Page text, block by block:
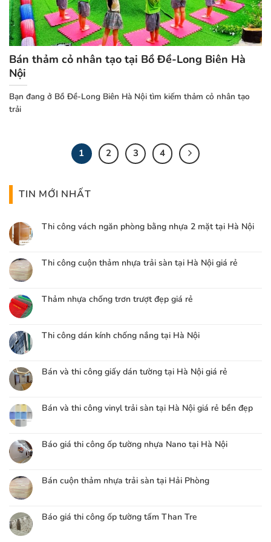
TIN MỚI NHẤT
Thi công vách ngăn phòng bằng nhựa 2 mặt tại Hà Nội
Thi công cuộn thảm nhựa trải sàn tại Hà Nội giá rẻ
Thảm nhựa chống trơn trượt đẹp giá rẻ
Thi công dán kính chống nắng tại Hà Nội
Bán và thi công giấy dán tường tại Hà Nội giá rẻ
Bán và thi công vinyl trải sàn tại Hà Nội giá rẻ bền đẹp
Báo giá thi công ốp tường nhựa Nano tại Hà Nội
Bán cuộn thảm nhựa trải sàn tại Hải Phòng
Báo giá thi công ốp tường tấm Than Tre
Bán thảm cỏ nhân tạo tại Bồ Đề-Long Biên Hà
Nội
Bạn đang ở Bồ Đề-Long Biên Hà Nội tìm kiếm thảm cỏ nhân tạo
trải
1 2 3 4